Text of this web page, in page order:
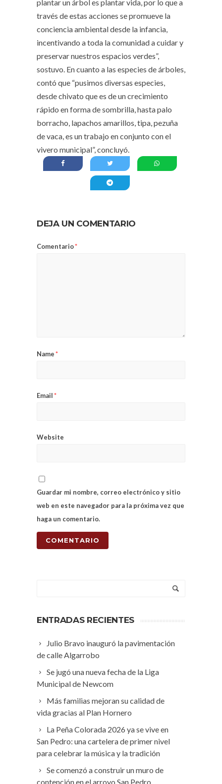
plantar un árbol es plantar vida, por lo que a
través de estas acciones se promueve la
conciencia ambiental desde la infancia,
incentivando a toda la comunidad a cuidar y
preservar nuestros espacios verdes”,
sostuvo. En cuanto a las especies de árboles,
contó que “pusimos diversas especies,
desde chivato que es de un crecimiento
rápido en forma de sombrilla, hasta palo
borracho, lapachos amarillos, tipa, pezuña
de vaca, es un trabajo en conjunto con el
vivero municipal”, concluyó.
DEJA UN COMENTARIO
Comentario*
Name*
Email*
Website
Guardar mi nombre, correo electrónico y sitio
web en este navegador para la próxima vez que
haga un comentario.
ENTRADAS RECIENTES
Julio Bravo inauguró la pavimentación
de calle Algarrobo
Se jugó una nueva fecha de la Liga
Municipal de Newcom
Más familias mejoran su calidad de
vida gracias al Plan Hornero
La Peña Colorada 2026 ya se vive en
San Pedro: una cartelera de primer nivel
para celebrar la música y la tradición
Se comenzó a construir un muro de
contención en el arroyo San Pedro